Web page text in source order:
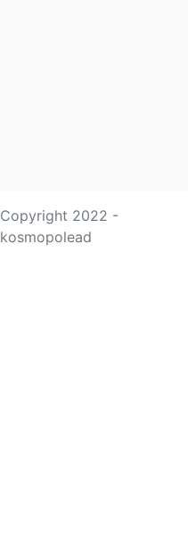
Copyright 2022 -
kosmopolead